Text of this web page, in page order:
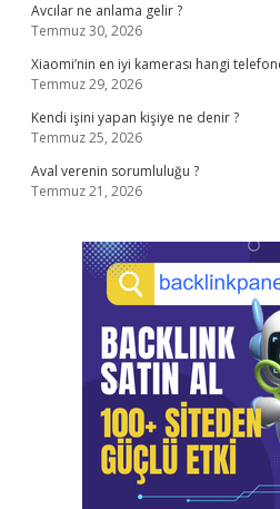
Avcılar ne anlama gelir ?
Temmuz 30, 2026
Xiaomi’nin en iyi kamerası hangi
Temmuz 29, 2026
Kendi işini yapan kişiye ne denir ?
Temmuz 25, 2026
Aval verenin sorumluluğu ?
Temmuz 21, 2026